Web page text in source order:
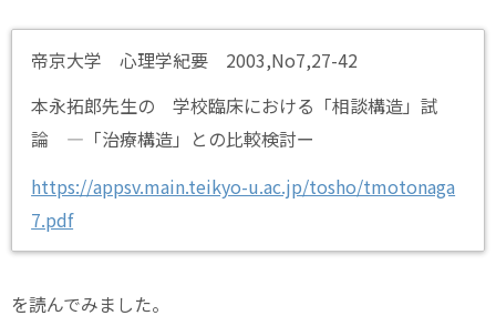
帝京大学 心理学紀要 2003,No7,27-42
本永拓郎先生の 学校臨床における「相談構造」試
論 ―「治療構造」との比較検討ー
https://appsv.main.teikyo-u.ac.jp/tosho/tmotonaga
7.pdf
を読んでみました。